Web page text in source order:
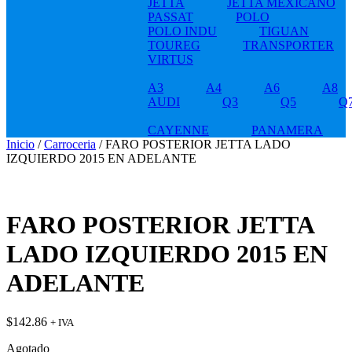
JETTA
JETTA MEXICANO
PASSAT
POLO
POLO INDU
TIGUAN
TOUREG
TRANSPORTER
VIRTUS
A3 A4 A6
A8
AUDI
Q3 Q5
CAYENNE
PANAMERA
Inicio /Carroceria / FARO POSTERIOR JETTA LADO
IZQUIERDO 2015 EN ADELANTE
FARO POSTERIOR JETTA
LADO IZQUIERDO 2015 EN
ADELANTE
$142.86 + IVA
Agotado